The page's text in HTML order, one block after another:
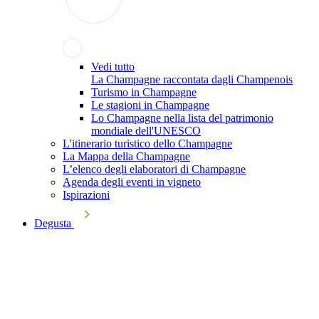
Vedi tutto
La Champagne raccontata dagli Champenois
Turismo in Champagne
Le stagioni in Champagne
Lo Champagne nella lista del patrimonio
mondiale dell'UNESCO
L'itinerario turistico dello Champagne
La Mappa della Champagne
L’elenco degli elaboratori di Champagne
Agenda degli eventi in vigneto
Ispirazioni
Degusta